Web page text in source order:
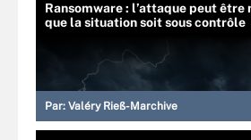
Ransomware : l’attaque peut être
que la situation soit sous contrôle
Par: Valéry Rieß-Marchive